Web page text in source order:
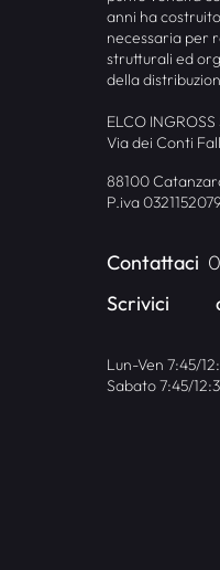
anni ha
necessaria per
strutturali ed
della
ELCO INGROSS
Via dei Conti
88100
P.iva
Contattaci
Scrivici
Lun-Ven 7:45/
Sabato 7:45/